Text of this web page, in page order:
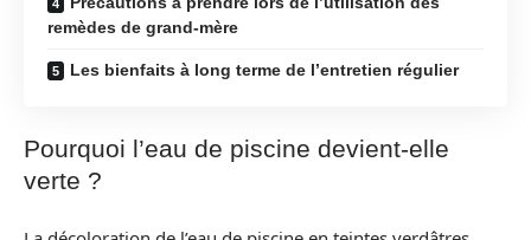
remèdes de grand-mère
Les bienfaits à long terme de l’entretien régulier
Pourquoi l’eau de piscine devient-elle
verte ?